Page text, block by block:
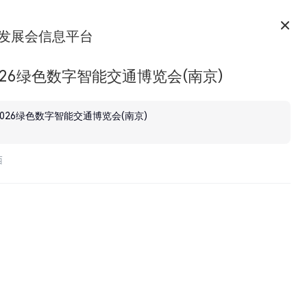
展会信息平台
绿色数字智能交通博览会(南京)
绿色数字智能交通博览会(南京)